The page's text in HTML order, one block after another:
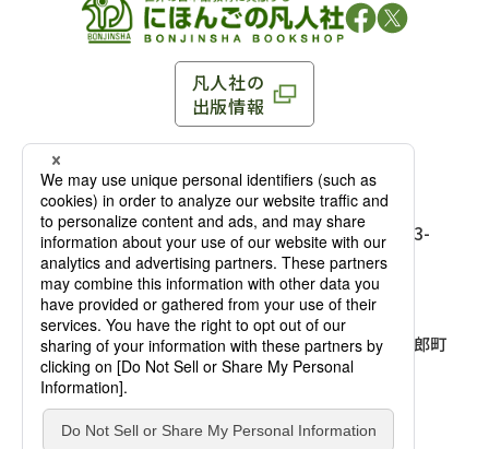
凡人社の
出版情報
〒102-0093 東京都千代田区平河町 1-3-13 8F
TEL：03-3263-3959／FAX：03-3263-3116
麹町店
〒102-0093 東京都千代田区平河町1-3-
13 8F［アクセス］
TEL：03-3239-8673／FAX：03-3263-
3116
大阪店
〒541-0056 大阪府大阪市中央区久太郎町
4-2-10
大西ビルディング 1階［
TEL：06-4256-2684／FAX：03-6733-
7887